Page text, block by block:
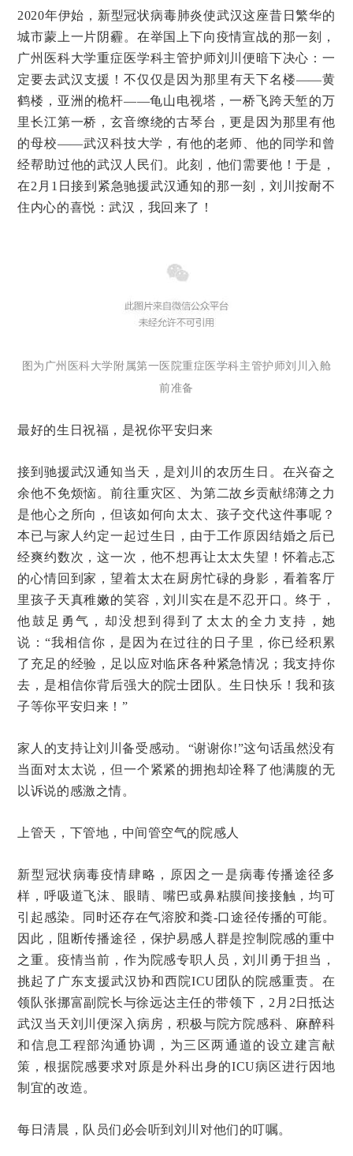
2020年伊始，新型冠状病毒肺炎使武汉这座昔日繁华的
城市蒙上一片阴霾。在举国上下向疫情宣战的那一刻，
广州医科大学重症医学科主管护师刘川便暗下决心：一
定要去武汉支援！不仅仅是因为那里有天下名楼——黄
鹤楼，亚洲的桅杆——龟山电视塔，一桥飞跨天堑的万
里长江第一桥，玄音缭绕的古琴台，更是因为那里有他
的母校——武汉科技大学，有他的老师、他的同学和曾
经帮助过他的武汉人民们。此刻，他们需要他！于是，
在2月1日接到紧急驰援武汉通知的那一刻，刘川按耐不
住内心的喜悦：武汉，我回来了！
图为广州医科大学附属第一医院重症医学科主管护师刘川入舱
前准备
最好的生日祝福，是祝你平安归来
接到驰援武汉通知当天，是刘川的农历生日。在兴奋之
余他不免烦恼。前往重灾区、为第二故乡贡献绵薄之力
是他心之所向，但该如何向太太、孩子交代这件事呢？
本已与家人约定一起过生日，由于工作原因结婚之后已
经爽约数次，这一次，他不想再让太太失望！怀着忐忑
的心情回到家，望着太太在厨房忙碌的身影，看着客厅
里孩子天真稚嫩的笑容，刘川实在是不忍开口。终于，
他鼓足勇气，却没想到得到了太太的全力支持，她
说：“我相信你，是因为在过往的日子里，你已经积累
了充足的经验，足以应对临床各种紧急情况；我支持你
去，是相信你背后强大的院士团队。生日快乐！我和孩
子等你平安归来！”
家人的支持让刘川备受感动。“谢谢你!”这句话虽然没有
当面对太太说，但一个紧紧的拥抱却诠释了他满腹的无
以诉说的感激之情。
上管天，下管地，中间管空气的院感人
新型冠状病毒疫情肆略，原因之一是病毒传播途径多
样，呼吸道飞沫、眼睛、嘴巴或鼻粘膜间接接触，均可
引起感染。同时还存在气溶胶和粪-口途径传播的可能。
因此，阻断传播途径，保护易感人群是控制院感的重中
之重。疫情当前，作为院感专职人员，刘川勇于担当，
挑起了广东支援武汉协和西院ICU团队的院感重责。在
领队张挪富副院长与徐远达主任的带领下，2月2日抵达
武汉当天刘川便深入病房，积极与院方院感科、麻醉科
和信息工程部沟通协调，为三区两通道的设立建言献
策，根据院感要求对原是外科出身的ICU病区进行因地
制宜的改造。
每日清晨，队员们必会听到刘川对他们的叮嘱。